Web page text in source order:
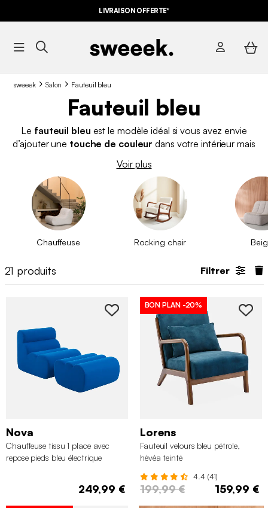
LIVRAISON OFFERTE*
sweeek Salon Fauteuil bleu
Fauteuil bleu
Le fauteuil bleu est le modèle idéal si vous avez envie
d’ajouter une touche de couleur dans votre intérieur mais
merveille avec les intérieurs aux tons neutres tels que le blanc,
le gris ou le beige. Découvrez sans plus tarder
nos modèles
de fauteuils bleus
et apporter de la couleur dans votre
maison.
Voir plus
Chauffeuse Rocking chair
21 produits Filtrer
Nova
Chauffeuse tissu 1 place avec
repose pieds bleu électrique
249,99 €
BON PLAN -20%
Lorens
Fauteuil velours bleu pétrole,
hévéa teinté
4.4 (41)
199,99 € 159,99 €